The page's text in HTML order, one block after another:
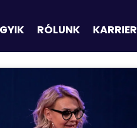
GYIK RÓLUNK KARRIER